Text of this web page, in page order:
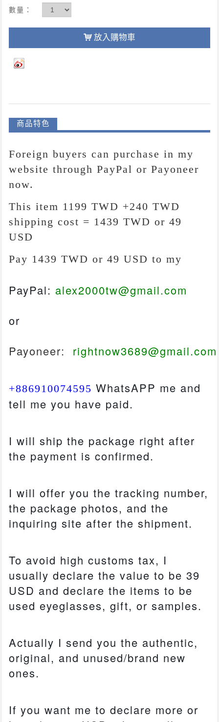
數量：
放入購物車
商品特色
Foreign buyers can purchase in my
website through PayPal or Payoneer
now.
This item 1199 TWD +240 TWD
shipping cost = 1439 TWD or 49
USD
Pay 1439 TWD or 49 USD to my
PayPal: alex2000tw@gmail.com
or
Payoneer: rightnow3689@gmail.com
+886910074595 WhatsAPP me and
tell me you have paid.
I will ship the package right after
the payment is confirmed.
I will offer you the tracking number,
the package photos, and the
inquiring site after the shipment.
To avoid high customs tax, I
usually declare the value to be 39
USD and declare the items to be
used eyeglasses, gift, or samples.
Actually I send you the authentic,
original, and unused/brand new
ones.
If you want me to declare more or